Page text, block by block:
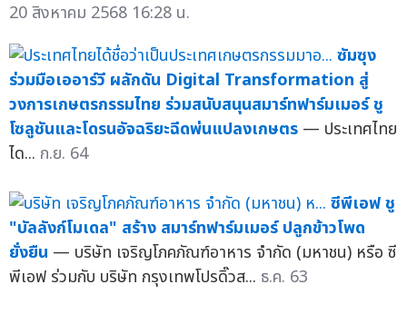
20 สิงหาคม 2568 16:28 น.
ซัมซุง
ร่วมมือเออาร์วี ผลักดัน Digital Transformation สู่
วงการเกษตรกรรมไทย ร่วมสนับสนุนสมาร์ทฟาร์มเมอร์ ชู
โซลูชันและโดรนอัจฉริยะฉีดพ่นแปลงเกษตร — ประเทศไทย
ได... ก.ย. 64
ซีพีเอฟ ชู
"บัลลังก์โมเดล" สร้าง สมาร์ทฟาร์มเมอร์ ปลูกข้าวโพด
ยั่งยืน — บริษัท เจริญโภคภัณฑ์อาหาร จำกัด (มหาชน) หรือ ซี
พีเอฟ ร่วมกับ บริษัท กรุงเทพโปรดิ๊วส... ธ.ค. 63